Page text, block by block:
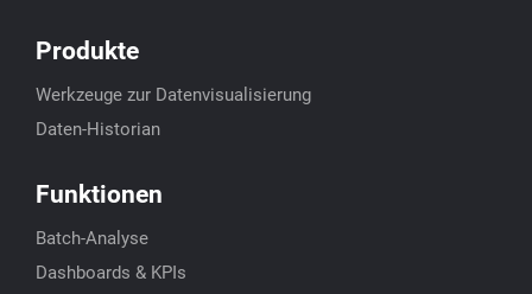
Produkte
Werkzeuge zur Datenvisualisierung
Daten-Historian
Funktionen
Batch-Analyse
Dashboards & KPIs